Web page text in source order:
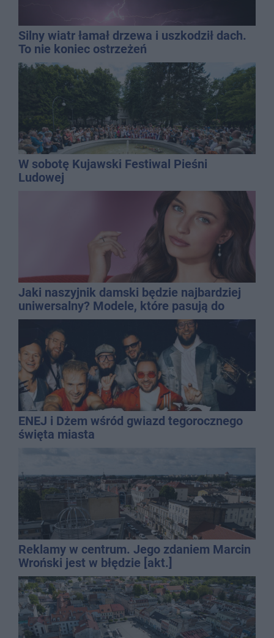
Silny wiatr łamał drzewa i uszkodził dach.
To nie koniec ostrzeżeń
W sobotę Kujawski Festiwal Pieśni
Ludowej
Jaki naszyjnik damski będzie najbardziej
uniwersalny? Modele, które pasują do
wielu stylizacji
ENEJ i Dżem wśród gwiazd tegorocznego
święta miasta
Reklamy w centrum. Jego zdaniem Marcin
Wroński jest w błędzie [akt.]